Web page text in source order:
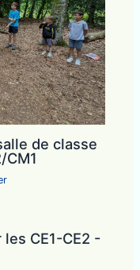
de classe
CM1
CE1-CE2 -